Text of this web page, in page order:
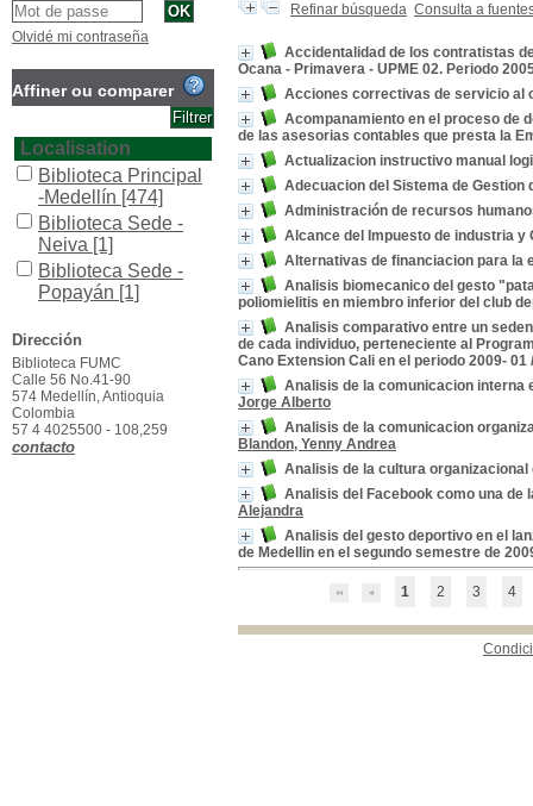
Refinar búsqueda Consulta a
Accidentalidad de los contratistas
Ocana - Primavera - UPME 02. Periodo
Acciones correctivas de servicio al
Acompanamiento en el proceso de
de las asesorias contables que presta la
Actualizacion instructivo manual
Adecuacion del Sistema de Gestion
Administración de recursos
Alcance del Impuesto de industria y
Alternativas de financiacion para la
Analisis biomecanico del gesto
poliomielitis en miembro inferior del club
Analisis comparativo entre un
de cada individuo, perteneciente al
Cano Extension Cali en el periodo 2009- 01
Analisis de la comunicacion interna
Jorge Alberto
Analisis de la comunicacion
Blandon, Yenny Andrea
Analisis de la cultura
Analisis del Facebook como una
Alejandra
Analisis del gesto deportivo en el
de Medellin en el segundo semestre de
1 2 3 4
Olvidé mi contraseña
Affiner ou comparer
Localisation
Biblioteca Principal
-Medellín [474]
Biblioteca Sede -
Neiva [1]
Biblioteca Sede -
Popayán [1]
Colección General
[14]
General[452]
Literatura[1]
Referencia
Dirección
Biblioteca FUMC
Calle 56 No.41-90
574 Medellín, Antioquia
Colombia
57 4 4025500 - 108,259
contacto